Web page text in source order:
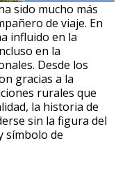
sido mucho más
de viaje. En
influido en la
en la
Desde los
gracias a la
rurales que
la historia de
sin la figura del
símbolo de